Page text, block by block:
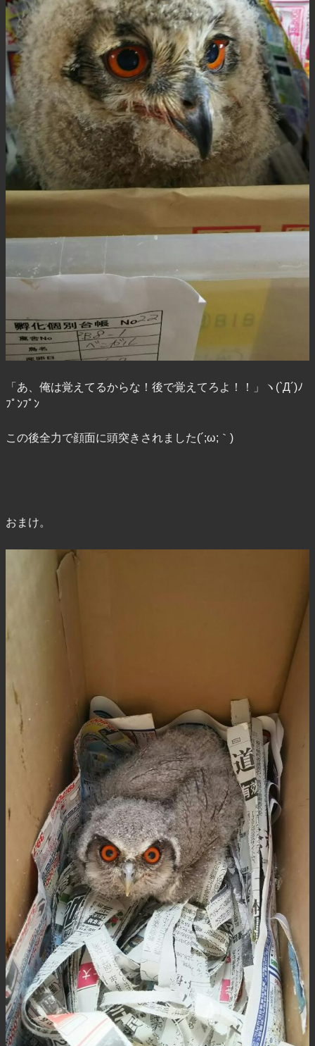
「あ、俺は覚えてるからな！後で覚えてろよ！！」ヽ(`Д´)ﾉ
ﾌﾟﾝﾌﾟﾝ
この後全力で顔面に頭突きされました(´;ω;｀)
おまけ。